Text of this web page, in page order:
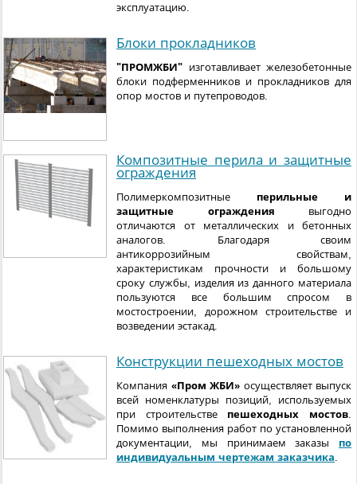
эксплуатацию.
Блоки прокладников
"ПРОМЖБИ" изготавливает железобетонные
блоки подферменников и прокладников для
опор мостов и путепроводов.
Композитные перила и защитные
ограждения
Полимеркомпозитные перильные и
защитные ограждения выгодно
отличаются от металлических и бетонных
аналогов. Благодаря своим
антикоррозийным свойствам,
характеристикам прочности и большому
сроку службы, изделия из данного материала
пользуются все большим спросом в
мостостроении, дорожном строительстве и
возведении эстакад.
Конструкции пешеходных мостов
Компания «Пром ЖБИ» осуществляет выпуск
всей номенклатуры позиций, используемых
при строительстве пешеходных мостов
Помимо выполнения работ по установленной
документации, мы принимаем заказы по
индивидуальным чертежам заказчика